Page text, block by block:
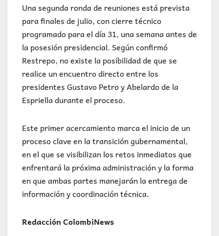
Una segunda ronda de reuniones está prevista
para finales de julio, con cierre técnico
programado para el día 31, una semana antes de
la posesión presidencial. Según confirmó
Restrepo, no existe la posibilidad de que se
realice un encuentro directo entre los
presidentes Gustavo Petro y Abelardo de la
Espriella durante el proceso.
Este primer acercamiento marca el inicio de un
proceso clave en la transición gubernamental,
en el que se visibilizan los retos inmediatos que
enfrentará la próxima administración y la forma
en que ambas partes manejarán la entrega de
información y coordinación técnica.
Redacción ColombiNews